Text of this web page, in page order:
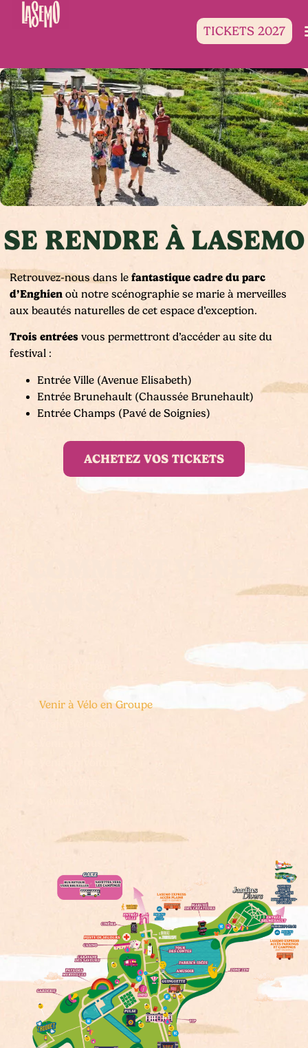
TICKETS 2027
SE RENDRE À LASEMO
Retrouvez-nous dans le fantastique cadre du parc
d’Enghien où notre scénographie se marie à merveilles
aux beautés naturelles de cet espace d’exception.
Trois entrées vous permettront d’accéder au site du
festival :
Entrée Ville (Avenue Elisabeth)
Entrée Brunehault (Chaussée Brunehault)
Entrée Champs (Pavé de Soignies)
ACHETEZ VOS TICKETS
Les bus retour
Venir à Vélo en Groupe